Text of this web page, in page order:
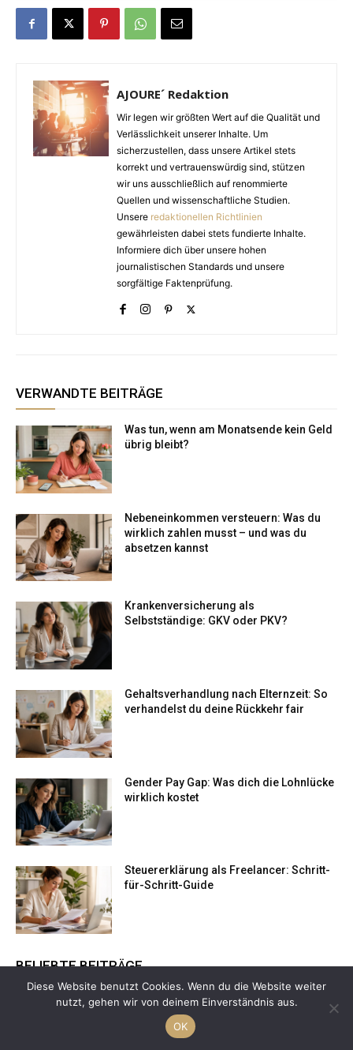
AJOURE´ Redaktion
Wir legen wir größten Wert auf die Qualität und
Verlässlichkeit unserer Inhalte. Um
sicherzustellen, dass unsere Artikel stets
korrekt und vertrauenswürdig sind, stützen
wir uns ausschließlich auf renommierte
Quellen und wissenschaftliche Studien.
Unsere redaktionellen Richtlinien
gewährleisten dabei stets fundierte Inhalte.
Informiere dich über unsere hohen
journalistischen Standards und unsere
sorgfältige Faktenprüfung.
VERWANDTE BEITRÄGE
Was tun, wenn am Monatsende kein Geld
übrig bleibt?
Nebeneinkommen versteuern: Was du
wirklich zahlen musst – und was du
absetzen kannst
Krankenversicherung als
Selbstständige: GKV oder PKV?
Gehaltsverhandlung nach Elternzeit: So
verhandelst du deine Rückkehr fair
Gender Pay Gap: Was dich die Lohnlücke
wirklich kostet
Steuererklärung als Freelancer: Schritt-
für-Schritt-Guide
BELIEBTE BEITRÄGE
Diese Website benutzt Cookies. Wenn du die Website weiter
nutzt, gehen wir von deinem Einverständnis aus.
OK